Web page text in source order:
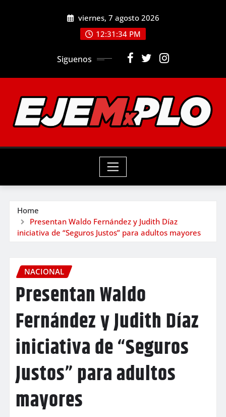
viernes, 7 agosto 2026
12:31:35 PM
Siguenos
Home
Presentan Waldo Fernández y Judith Díaz
iniciativa de “Seguros Justos” para adultos mayores
NACIONAL
Presentan Waldo
Fernández y Judith Díaz
iniciativa de “Seguros
Justos” para adultos
mayores